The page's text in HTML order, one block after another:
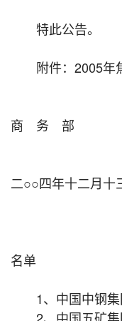
特此公告。
附件：2005年
商 务 部
二○○四年十二月十
2005
名单
1、中国中钢集
2、中国五矿集